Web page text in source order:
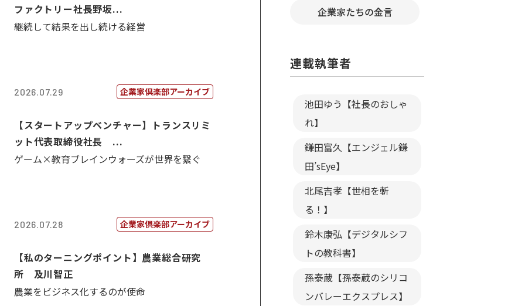
ファクトリー社長野坂...
継続して結果を出し続ける経営
2026.07.29 企業家倶楽部アーカイブ
【スタートアップベンチャー】トランスリミ
ット代表取締役社長 ...
ゲーム×教育ブレインウォーズが世界を繋ぐ
2026.07.28 企業家倶楽部アーカイブ
【私のターニングポイント】農業総合研究
所 及川智正
農業をビジネス化するのが使命
企業家たちの金言
連載執筆者
池田ゆう【社長のおしゃ
れ】
鎌田富久【エンジェル鎌
田’sEye】
北尾吉孝【世相を斬
る！】
鈴木康弘【デジタルシフ
トの教科書】
孫泰蔵【孫泰蔵のシリコ
ンバレーエクスプレス】